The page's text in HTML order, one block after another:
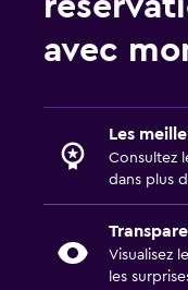
avec
Les
Consultez
dans plus
Visualisez
les